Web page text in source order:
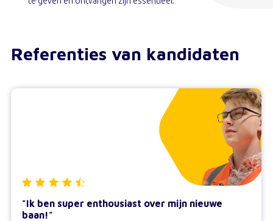
Referenties van kandidaten
"Ik ben super enthousiast over mijn nieuwe
baan!"